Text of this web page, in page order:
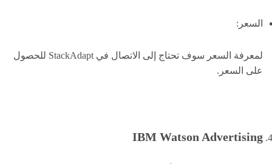
السعر:
لمعرفة السعر سوف تحتاج إلى الاتصال في StackAdapt للحصول
على السعر.
IBM Watson Advertising